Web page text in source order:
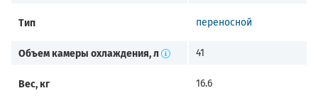
Тип переносной
Объем камеры охлаждения, л 41
Вес, кг 16.6